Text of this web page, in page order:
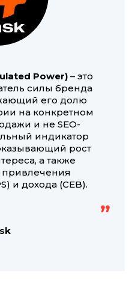
Power) – это
силы бренда
его долю
на конкретном
и не SEO-
индикатор
рост
а также
привлечения
и дохода (CEB).